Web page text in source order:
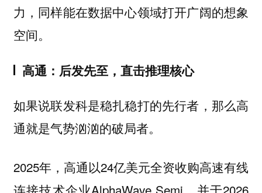
力，同样能在数据中心领域打开广阔的想象
空间。
高通：后发先至，直击推理核心
如果说联发科是稳扎稳打的先行者，那么高
通就是气势汹汹的破局者。
2025年，高通以24亿美元全资收购高速有线
连接技术企业AlphaWave Semi，并于2026